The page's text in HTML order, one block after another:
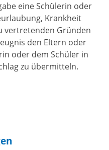
eine Schülerin oder
Krankheit
vertretenden Gründen
den Eltern oder
oder dem Schüler in
zu übermitteln.